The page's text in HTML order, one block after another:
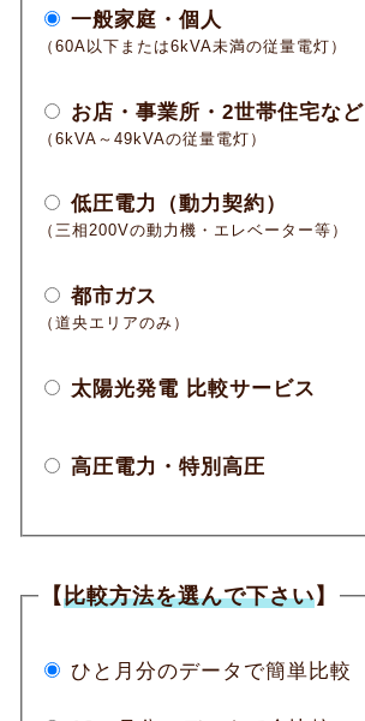
一般家庭・個人
（60A以下または6kVA未満の従量電灯）
お店・事業所・2世帯住宅など
（6kVA～49kVAの従量電灯）
低圧電力（動力契約）
（三相200Vの動力機・エレベーター等）
都市ガス
（道央エリアのみ）
太陽光発電 比較サービス
高圧電力・特別高圧
【比較方法を選んで下さい】
ひと月分のデータで簡単比較